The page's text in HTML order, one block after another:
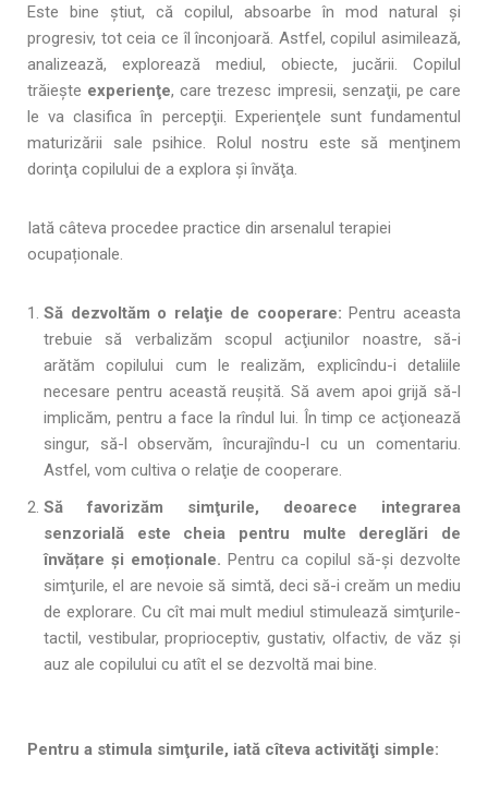
Este bine ştiut, că copilul, absoarbe în mod natural şi
progresiv, tot ceia ce îl înconjoară. Astfel, copilul asimilează,
analizează, explorează mediul, obiecte, jucării. Copilul
trăieşte experienţe, care trezesc impresii, senzaţii, pe care
le va clasifica în percepţii. Experienţele sunt fundamentul
maturizării sale psihice. Rolul nostru este să menţinem
dorinţa copilului de a explora şi învăţa.
Iată câteva procedee practice din arsenalul terapiei
ocupaționale.
Să dezvoltăm o relaţie de cooperare: Pentru aceasta
trebuie să verbalizăm scopul acţiunilor noastre, să-i
arătăm copilului cum le realizăm, explicîndu-i detaliile
necesare pentru această reuşită. Să avem apoi grijă să-l
implicăm, pentru a face la rîndul lui. În timp ce acţionează
singur, să-l observăm, încurajîndu-l cu un comentariu.
Astfel, vom cultiva o relaţie de cooperare.
Să favorizăm simţurile, deoarece integrarea
senzorială este cheia pentru multe dereglări de
învățare și emoționale. Pentru ca copilul să-şi dezvolte
simţurile, el are nevoie să simtă, deci să-i creăm un mediu
de explorare. Cu cît mai mult mediul stimulează simţurile-
tactil, vestibular, proprioceptiv, gustativ, olfactiv, de văz și
auz ale copilului cu atît el se dezvoltă mai bine.
Pentru a stimula simţurile, iată cîteva activităţi simple: